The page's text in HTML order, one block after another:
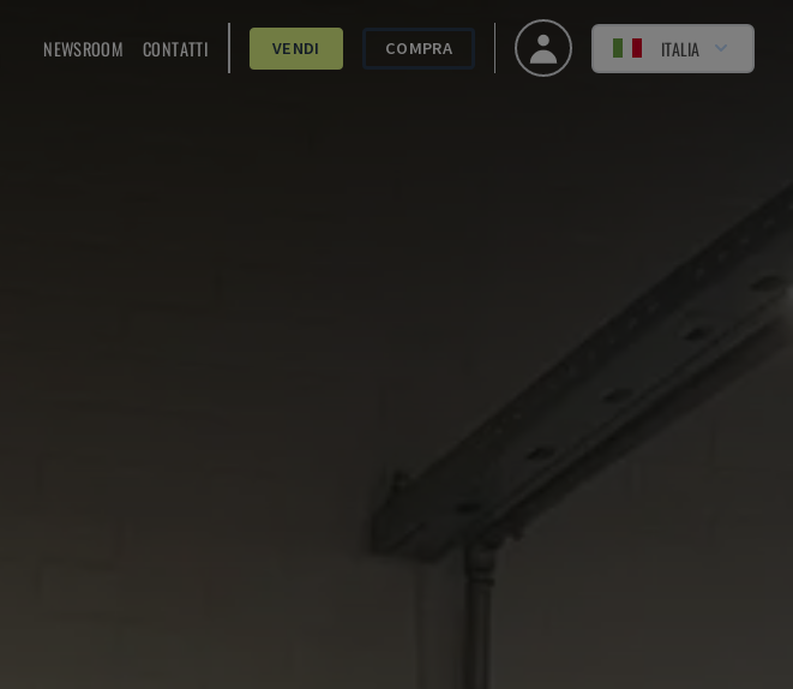
NEWSROOM CONTATTI VENDI COMPRA ITALIA